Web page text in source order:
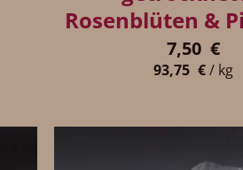
Rosenblüten &
7,50 €
93,75 €/ kg